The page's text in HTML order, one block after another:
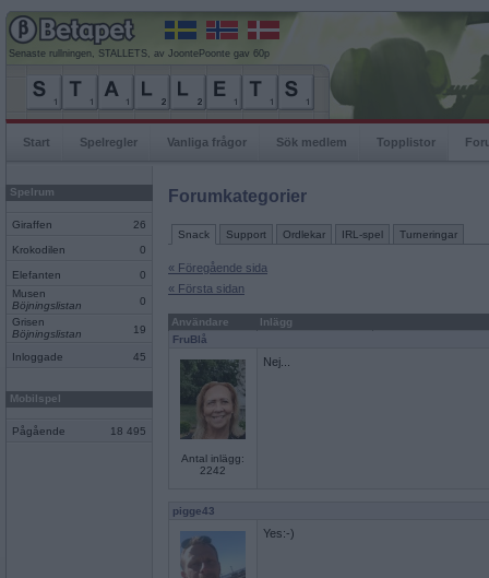
Senaste rullningen, STALLETS, av JoontePoonte gav 60p
Start Spelregler Vanliga frågor Sök medlem Topplistor
Spelrum
Giraffen 26
Krokodilen 0
Elefanten
0
Musen
Böjningslistan
0
Grisen
Böjningslistan
19
Inloggade 45
Mobilspel
Pågående 18 495
Forumkategorier
Snack Support Ordlekar IRL-spel Turneringar
« Föregående sida
« Första sidan
Användare
Inlägg
FruBlå
Antal inlägg:
2242
Nej...
pigge43
Yes:-)